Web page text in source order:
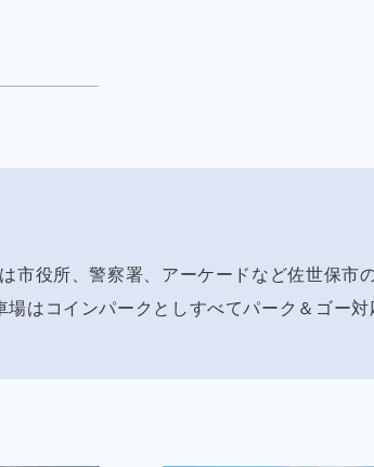
市役所、警察署、アーケードなど佐世保市
はコインパークとしすべてパーク＆ゴー対